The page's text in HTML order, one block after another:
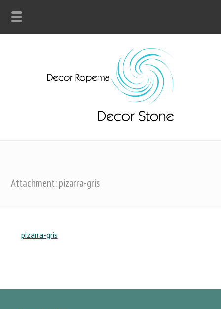
Attachment: pizarra-gris
pizarra-gris